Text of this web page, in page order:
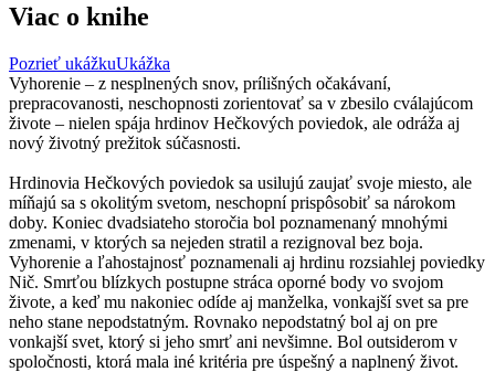
Viac o knihe
Pozrieť ukážkuUkážka
Vyhorenie – z nesplnených snov, prílišných očakávaní,
prepracovanosti, neschopnosti zorientovať sa v zbesilo cválajúcom
živote – nielen spája hrdinov Hečkových poviedok, ale odráža aj
nový životný prežitok súčasnosti.
Hrdinovia Hečkových poviedok sa usilujú zaujať svoje miesto, ale
míňajú sa s okolitým svetom, neschopní prispôsobiť sa nárokom
doby. Koniec dvadsiateho storočia bol poznamenaný mnohými
zmenami, v ktorých sa nejeden stratil a rezignoval bez boja.
Vyhorenie a ľahostajnosť poznamenali aj hrdinu rozsiahlej poviedky
Nič. Smrťou blízkych postupne stráca oporné body vo svojom
živote, a keď mu nakoniec odíde aj manželka, vonkajší svet sa pre
neho stane nepodstatným. Rovnako nepodstatný bol aj on pre
vonkajší svet, ktorý si jeho smrť ani nevšimne. Bol outsiderom v
spoločnosti, ktorá mala iné kritéria pre úspešný a naplnený život.